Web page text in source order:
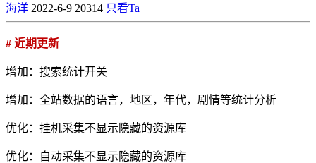
海洋 2022-6-9 20314 只看Ta
# 近期更新
增加：搜索统计开关
增加：全站数据的语言，地区，年代，剧情等统计分析
优化：挂机采集不显示隐藏的资源库
优化：自动采集不显示隐藏的资源库